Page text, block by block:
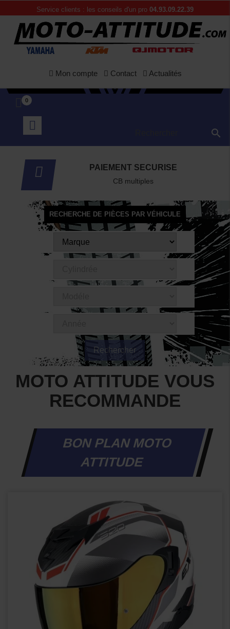
Service clients : les conseils d'un pro 04.93.09.22.39
Mon compte Contact Actualités
0

PAIEMENT SECURISE
CB multiples
RECHERCHE DE PIÈCES PAR VÉHICULE
MOTO ATTITUDE VOUS
RECOMMANDE
BON PLAN MOTO
ATTITUDE
APERÇU RAPIDE
APERÇU RAPIDE